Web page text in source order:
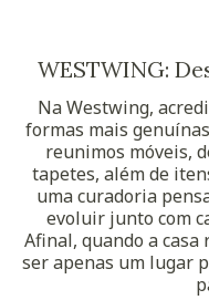
WESTWING:
Na Westwing,
formas mais
reunimos móveis,
tapetes, além de
uma curadoria
evoluir junto com
Afinal, quando a casa
ser apenas um lugar